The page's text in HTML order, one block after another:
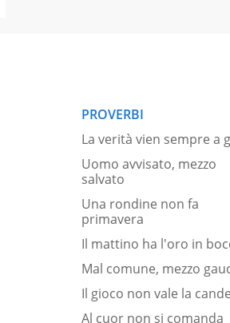
PROVERBI
La verità vien sempre a
Uomo avvisato, mezzo
salvato
Una rondine non fa
primavera
Il mattino ha l'oro in
Mal comune, mezzo
Il gioco non vale la
Al cuor non si comanda